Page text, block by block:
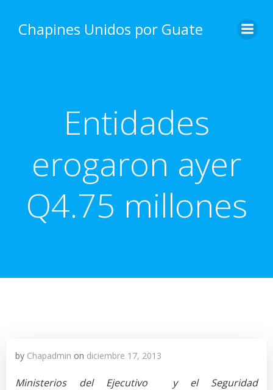
content
Chapines Unidos por Guate
Entidades
erogaron ayer
Q4.75 millones
by Chapadmin on diciembre 17, 2013
Ministerios del Ejecutivo y el Seguridad